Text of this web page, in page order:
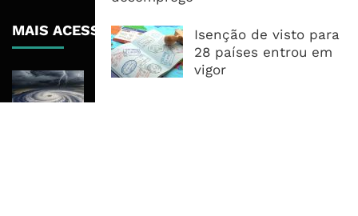
Isenção de visto para
28 países entrou em
vigor
MAIS ACESSADOS
Tempestade Tropical GEZANI Poderá